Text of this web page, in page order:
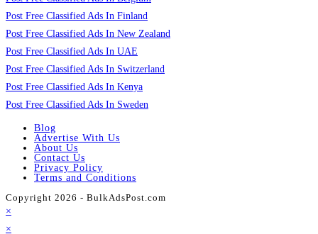
Post Free Classified Ads In Finland
Post Free Classified Ads In New Zealand
Post Free Classified Ads In UAE
Post Free Classified Ads In Switzerland
Post Free Classified Ads In Kenya
Post Free Classified Ads In Sweden
Blog
Advertise With Us
About Us
Contact Us
Privacy Policy
Terms and Conditions
Copyright 2026 - BulkAdsPost.com
×
×